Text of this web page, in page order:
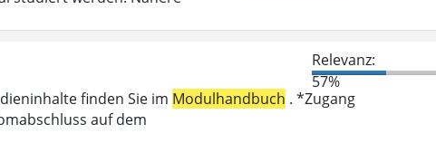
Relevanz:
57%
finden Sie im Modulhandbuch . *Zugang
auf dem